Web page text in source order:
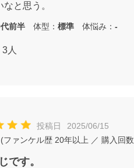
と思う。
前半 体型： 標準 体悩み： -
3 人
投稿日 2025/06/15
(ファンケル歴 20年以上 ／ 購入回数
です。